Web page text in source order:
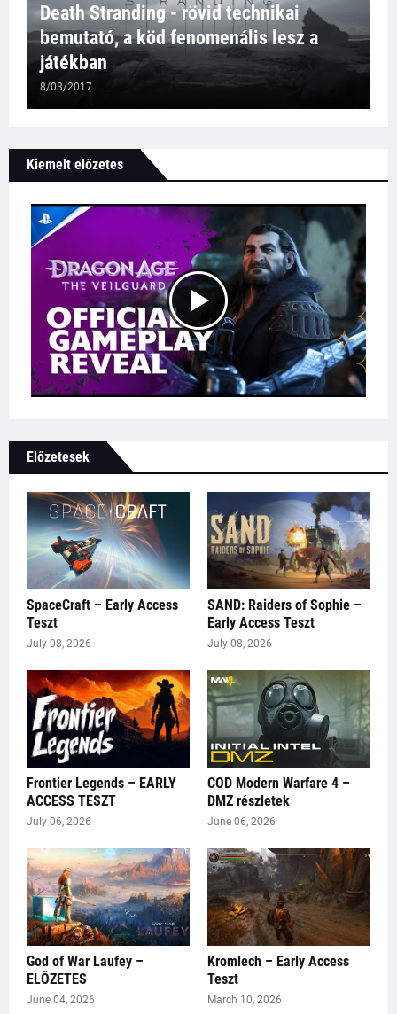
Death Stranding - rövid technikai
bemutató, a köd fenomenális lesz a
játékban
8/03/2017
Kiemelt előzetes
Előzetesek
SpaceCraft – Early Access
Teszt
July 08, 2026
SAND: Raiders of Sophie –
Early Access Teszt
July 08, 2026
Frontier Legends – EARLY
ACCESS TESZT
July 06, 2026
COD Modern Warfare 4 –
DMZ részletek
June 06, 2026
God of War Laufey –
ELŐZETES
June 04, 2026
Kromlech – Early Access
Teszt
March 10, 2026